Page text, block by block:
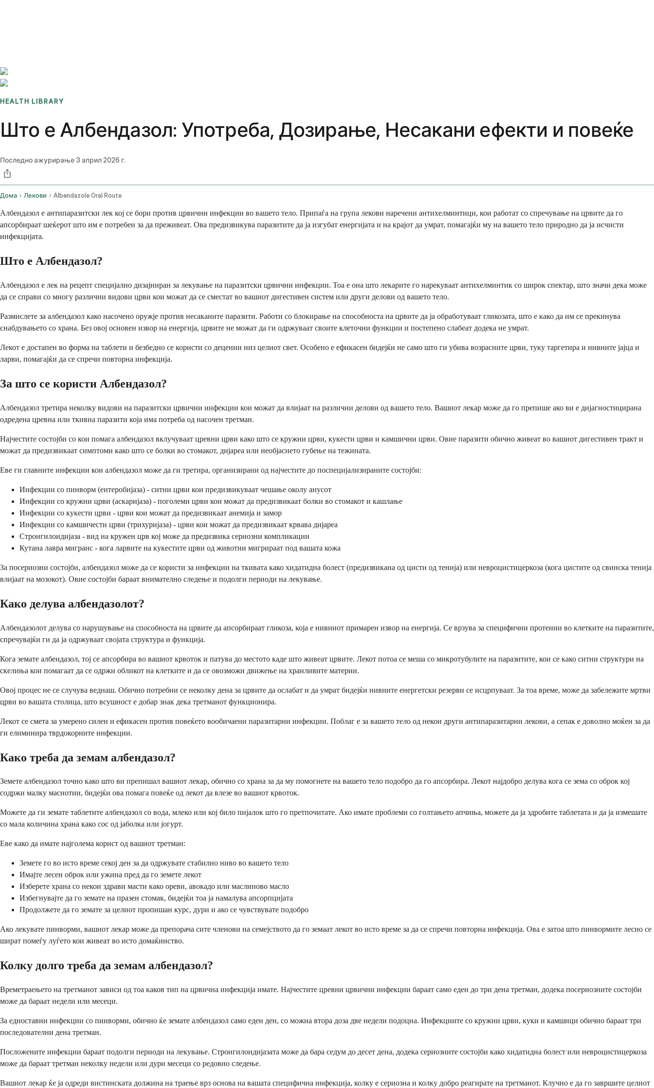
HEALTH LIBRARY
Што е Албендазол: Употреба, Дозирање, Несакани ефекти и повеќе
Последно ажурирање3 април 2026 г.
Дома Лекови Albendazole Oral Route
Албендазол е антипаразитски лек кој се бори против црвични инфекции во вашето тело. Припаѓа на група лекови наречени антихелминтици, кои работат со спречување на црвите да го
апсорбираат шеќерот што им е потребен за да преживеат. Ова предизвикува паразитите да ја изгубат енергијата и на крајот да умрат, помагајќи му на вашето тело природно да ја исчисти
инфекцијата.
Што е Албендазол?
Албендазол е лек на рецепт специјално дизајниран за лекување на паразитски црвични инфекции. Тоа е она што лекарите го нарекуваат антихелминтик со широк спектар, што значи дека може
да се справи со многу различни видови црви кои можат да се сместат во вашиот дигестивен систем или други делови од вашето тело.
Размислете за албендазол како насочено оружје против несаканите паразити. Работи со блокирање на способноста на црвите да ја обработуваат гликозата, што е како да им се прекинува
снабдувањето со храна. Без овој основен извор на енергија, црвите не можат да ги одржуваат своите клеточни функции и постепено слабеат додека не умрат.
Лекот е достапен во форма на таблети и безбедно се користи со децении низ целиот свет. Особено е ефикасен бидејќи не само што ги убива возрасните црви, туку таргетира и нивните јајца и
ларви, помагајќи да се спречи повторна инфекција.
За што се користи Албендазол?
Албендазол третира неколку видови на паразитски црвични инфекции кои можат да влијаат на различни делови од вашето тело. Вашиот лекар може да го препише ако ви е дијагностицирана
одредена цревна или ткивна паразити која има потреба од насочен третман.
Најчестите состојби со кои помага албендазол вклучуваат цревни црви како што се кружни црви, кукести црви и камшични црви. Овие паразити обично живеат во вашиот дигестивен тракт и
можат да предизвикаат симптоми како што се болки во стомакот, дијареа или необјаснето губење на тежината.
Еве ги главните инфекции кои албендазол може да ги третира, организирани од најчестите до поспецијализираните состојби:
Инфекции со пинворм (ентеробијаза) - ситни црви кои предизвикуваат чешање околу анусот
Инфекции со кружни црви (аскаријаза) - поголеми црви кои можат да предизвикаат болки во стомакот и кашлање
Инфекции со кукести црви - црви кои можат да предизвикаат анемија и замор
Инфекции со камшичести црви (трихуријаза) - црви кои можат да предизвикаат крвава дијареа
Стронгилоидијаза - вид на кружен црв кој може да предизвика сериозни компликации
Кутана лавра мигранс - кога ларвите на кукестите црви од животни мигрираат под вашата кожа
За посериозни состојби, албендазол може да се користи за инфекции на ткивата како хидатидна болест (предизвикана од цисти од тенија) или невроцистицеркоза (кога цистите од свинска тенија
влијаат на мозокот). Овие состојби бараат внимателно следење и подолги периоди на лекување.
Како делува албендазолот?
Албендазолот делува со нарушување на способноста на црвите да апсорбираат гликоза, која е нивниот примарен извор на енергија. Се врзува за специфични протеини во клетките на паразитите,
спречувајќи ги да ја одржуваат својата структура и функција.
Кога земате албендазол, тој се апсорбира во вашиот крвоток и патува до местото каде што живеат црвите. Лекот потоа се меша со микротубулите на паразитите, кои се како ситни структури на
скелиња кои помагаат да се одржи обликот на клетките и да се овозможи движење на хранливите материи.
Овој процес не се случува веднаш. Обично потребни се неколку дена за црвите да ослабат и да умрат бидејќи нивните енергетски резерви се исцрпуваат. За тоа време, може да забележите мртви
црви во вашата столица, што всушност е добар знак дека третманот функционира.
Лекот се смета за умерено силен и ефикасен против повеќето вообичаени паразитарни инфекции. Поблаг е за вашето тело од некои други антипаразитарни лекови, а сепак е доволно моќен за да
ги елиминира тврдокорните инфекции.
Како треба да земам албендазол?
Земете албендазол точно како што ви препишал вашиот лекар, обично со храна за да му помогнете на вашето тело подобро да го апсорбира. Лекот најдобро делува кога се зема со оброк кој
содржи малку маснотии, бидејќи ова помага повеќе од лекот да влезе во вашиот крвоток.
Можете да ги земате таблетите албендазол со вода, млеко или кој било пијалок што го претпочитате. Ако имате проблеми со голтањето апчиња, можете да ја здробите таблетата и да ја измешате
со мала количина храна како сос од јаболка или јогурт.
Еве како да имате најголема корист од вашиот третман:
Земете го во исто време секој ден за да одржувате стабилно ниво во вашето тело
Имајте лесен оброк или ужина пред да го земете лекот
Изберете храна со некои здрави масти како ореви, авокадо или маслиново масло
Избегнувајте да го земате на празен стомак, бидејќи тоа ја намалува апсорпцијата
Продолжете да го земате за целиот пропишан курс, дури и ако се чувствувате подобро
Ако лекувате пинворми, вашиот лекар може да препорача сите членови на семејството да го земаат лекот во исто време за да се спречи повторна инфекција. Ова е затоа што пинвормите лесно се
шират помеѓу луѓето кои живеат во исто домаќинство.
Колку долго треба да земам албендазол?
Времетраењето на третманот зависи од тоа каков тип на црвична инфекција имате. Најчестите цревни црвични инфекции бараат само еден до три дена третман, додека посериозните состојби
може да бараат недели или месеци.
За едноставни инфекции со пинворми, обично ќе земате албендазол само еден ден, со можна втора доза две недели подоцна. Инфекциите со кружни црви, куки и камшици обично бараат три
последователни дена третман.
Посложените инфекции бараат подолги периоди на лекување. Стронгилоидијазата може да бара седум до десет дена, додека сериозните состојби како хидатидна болест или невроцистицеркоза
може да бараат третман неколку недели или дури месеци со редовно следење.
Вашиот лекар ќе ја одреди вистинската должина на траење врз основа на вашата специфична инфекција, колку е сериозна и колку добро реагирате на третманот. Клучно е да го завршите целиот